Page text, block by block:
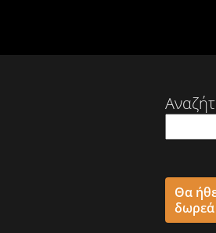
Θα